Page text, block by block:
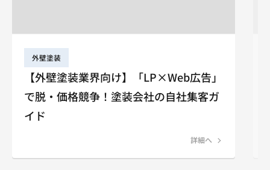
外壁塗装
【外壁塗装業界向け】「LP×Web広告」
で脱・価格競争！塗装会社の自社集客ガ
イド
詳細へ